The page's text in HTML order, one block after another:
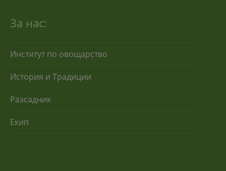
За нас:
Институт по овощарство
История и Традиции
Разсадник
Екип